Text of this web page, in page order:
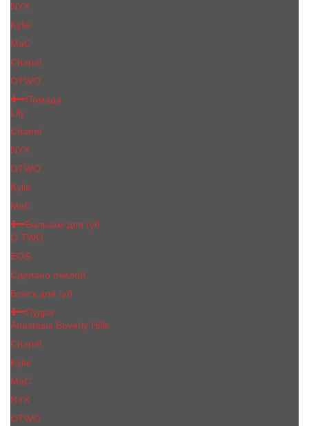
NYX
Kylie
MaC
Сhanеl
OTWO
Помада
Lily
Chanel
NYX
OTWO
Kylie
МаС
Бальзам для губ
O.TWO
EOS
Сделано пчелой
Блеск для губ
Пудра
Anastasia Beverly Hills
Chanel
Kylie
MaC
NYX
OTWO